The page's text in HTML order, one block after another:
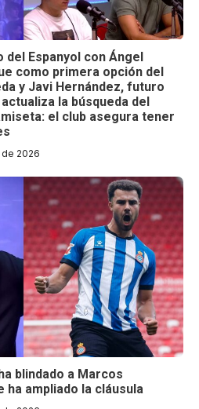
Espanyol con Ángel
como primera opción del
y Javi Hernández, futuro
la búsqueda del
el club asegura tener
2026
blindado a Marcos
ha ampliado la cláusula